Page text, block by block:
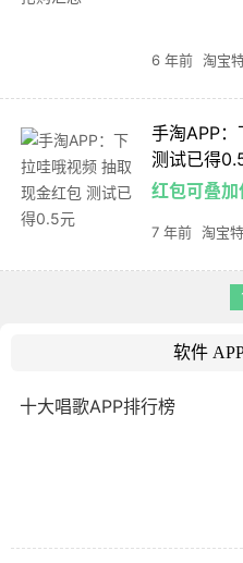
6 年前 淘宝
手淘APP
测试已得
红包可叠加
7 年前 淘宝
软件
十大唱歌APP排行榜